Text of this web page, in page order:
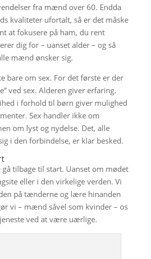
fra mænd over 60. Endda
kvaliteter ufortalt, så er det måske
at fokusere på ham, du rent
dig for – uanset alder – og så
mænd ønsker sig.
bare om sex. For det første er der
ved sex. Alderen giver erfaring.
i forhold til børn giver mulighed
Sex handler ikke om
om lyst og nydelse. Det, alle
i den forbindelse, er klar besked.
gå tilbage til start. Uanset om mødet
eller i den virkelige verden. Vi
på tænderne og lære hinanden
vi – mænd såvel som kvinder – os
ved at være uærlige.